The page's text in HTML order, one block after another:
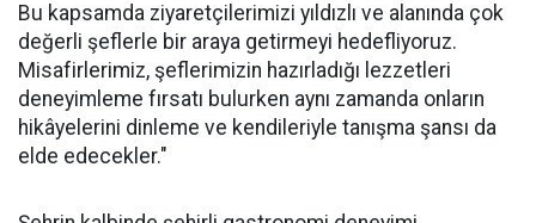
Bu kapsamda ziyaretçilerimizi yıldızlı ve alanında çok
değerli şeflerle bir araya getirmeyi hedefliyoruz.
Misafirlerimiz, şeflerimizin hazırladığı lezzetleri
deneyimleme fırsatı bulurken aynı zamanda onların
hikâyelerini dinleme ve kendileriyle tanışma şansı da
elde edecekler."